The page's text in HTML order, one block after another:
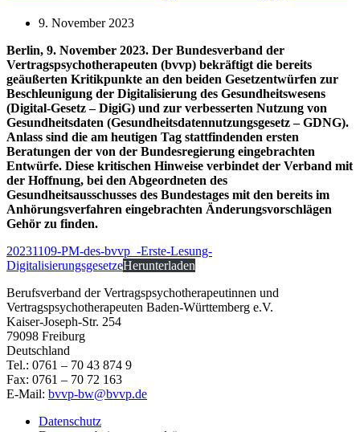
9. November 2023
Berlin, 9. November 2023. Der Bundesverband der
Vertragspsychotherapeuten (bvvp) bekräftigt die bereits
geäußerten Kritikpunkte an den beiden Gesetzentwürfen zur
Beschleunigung der Digitalisierung des Gesundheitswesens
(Digital-Gesetz – DigiG) und zur verbesserten Nutzung von
Gesundheitsdaten (Gesundheitsdatennutzungsgesetz – GDNG).
Anlass sind die am heutigen Tag stattfindenden ersten
Beratungen der von der Bundesregierung eingebrachten
Entwürfe. Diese kritischen Hinweise verbindet der Verband mit
der Hoffnung, bei den Abgeordneten des
Gesundheitsausschusses des Bundestages mit den bereits im
Anhörungsverfahren eingebrachten Änderungsvorschlägen
Gehör zu finden.
20231109-PM-des-bvvp_-Erste-Lesung-
DigitalisierungsgesetzeHerunterladen
Berufsverband der Vertragspsychotherapeutinnen und
Vertragspsychotherapeuten Baden-Württemberg e.V.
Kaiser-Joseph-Str. 254
79098 Freiburg
Deutschland
Tel.: 0761 – 70 43 874 9
Fax: 0761 – 70 72 163
E-Mail: bvvp-bw@bvvp.de
Datenschutz